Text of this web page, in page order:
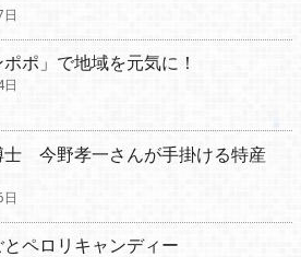
ポポ」で地域を元気に！
士 今野孝一さんが手掛ける特産
ペロリキャンディー